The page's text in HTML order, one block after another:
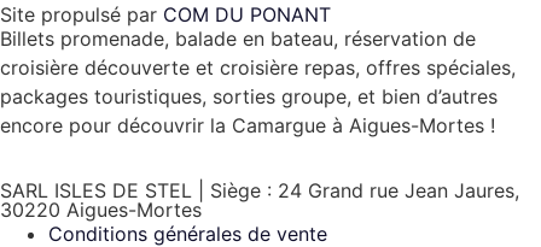
Billets promenade, balade en bateau, réservation de
croisière découverte et croisière repas, offres spéciales,
packages touristiques, sorties groupe, et bien d’autres
encore pour découvrir la Camargue à Aigues-Mortes !
SARL ISLES DE STEL | Siège : 24 Grand rue Jean Jaures,
30220 Aigues-Mortes
Site propulsé par COM DU PONANT
Conditions générales de vente